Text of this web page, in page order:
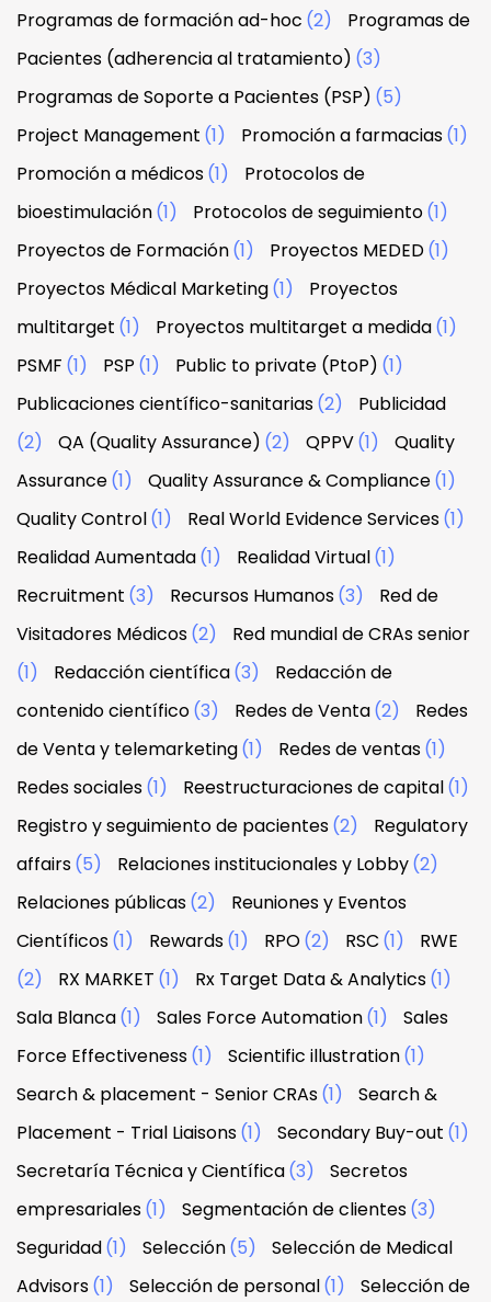
Programas de formación ad-hoc (2)
Programas de
Pacientes (adherencia al tratamiento) (3)
Programas de Soporte a Pacientes (PSP) (5)
Project Management (1) Promoción a farmacias(1)
Promoción a médicos(1)
Protocolos de
bioestimulación(1) Protocolos de seguimiento(1)
Proyectos de Formación(1) Proyectos MEDED(1)
Proyectos Médical Marketing(1)
Proyectos
multitarget (1) Proyectos multitarget a medida(1)
PSMF (1) PSP (1) Public to private (PtoP) (1)
Publicaciones científico-sanitarias(2)
Publicidad
(2)
QA (Quality Assurance) (2) QPPV(1)
Quality
Assurance(1) Quality Assurance & Compliance(1)
Quality Control(1) Real World Evidence Services(1)
Realidad Aumentada(1) Realidad Virtual(1)
Recruitment (3) Recursos Humanos(3)
Red de
Visitadores Médicos(2)
Red mundial de CRAs senior
(1)
Redacción científica(3)
Redacción de
contenido científico(3) Redes de Venta(2)
Redes
de Venta y telemarketing(1) Redes de ventas(1)
Redes sociales(1) Reestructuraciones de capital(1)
Registro y seguimiento de pacientes(2)
Regulatory
affairs(5) Relaciones institucionales y Lobby(2)
Relaciones públicas(2)
Reuniones y Eventos
Científicos(1) Rewards(1) RPO(2) RSC (1)
RWE
(2)
RX MARKET (1) Rx Target Data & Analytics(1)
Sala Blanca(1) Sales Force Automation(1)
Sales
Force Effectiveness(1) Scientific illustration(1)
Search & placement - Senior CRAs(1)
Search &
Placement - Trial Liaisons(1) Secondary Buy-out (1)
Secretaría Técnica y Científica(3)
Secretos
empresariales(1) Segmentación de clientes(3)
Seguridad(1) Selección(5)
Selección de Medical
Advisors(1) Selección de personal(1)
Selección de